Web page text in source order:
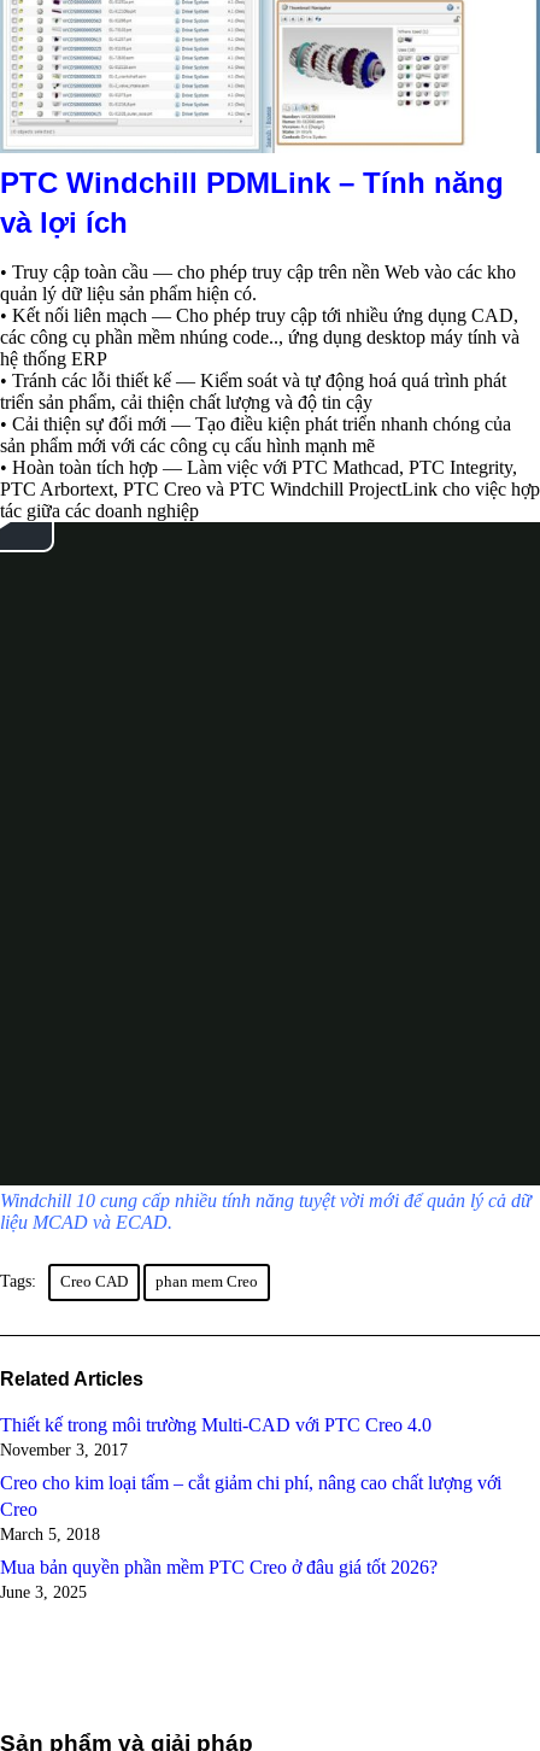
PTC Windchill PDMLink – Tính năng
và lợi ích
• Truy cập toàn cầu — cho phép truy cập trên nền Web vào các kho
quản lý dữ liệu sản phẩm hiện có.
• Kết nối liên mạch — Cho phép truy cập tới nhiều ứng dụng CAD,
các công cụ phần mềm nhúng code.., ứng dụng desktop máy tính và
hệ thống ERP
• Tránh các lỗi thiết kế — Kiểm soát và tự động hoá quá trình phát
triển sản phẩm, cải thiện chất lượng và độ tin cậy
• Cải thiện sự đổi mới — Tạo điều kiện phát triển nhanh chóng của
sản phẩm mới với các công cụ cấu hình mạnh mẽ
• Hoàn toàn tích hợp — Làm việc với PTC Mathcad, PTC Integrity,
PTC Arbortext, PTC Creo và PTC Windchill ProjectLink cho việc hợp
tác giữa các doanh nghiệp
Windchill 10 cung cấp nhiều tính năng tuyệt vời mới để quản lý cả dữ
liệu MCAD và ECAD.
Tags: Creo CAD phan mem Creo
Related Articles
Thiết kế trong môi trường Multi-CAD với PTC Creo 4.0
November 3, 2017
Creo cho kim loại tấm – cắt giảm chi phí, nâng cao chất lượng với
Creo
March 5, 2018
Mua bản quyền phần mềm PTC Creo ở đâu giá tốt 2026?
June 3, 2025
Sản phẩm và giải pháp